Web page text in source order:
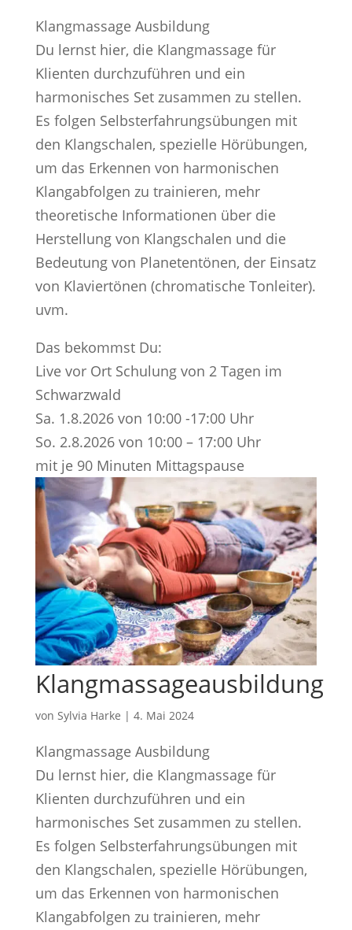
Klangmassage Ausbildung
Du lernst hier, die Klangmassage für
Klienten durchzuführen und ein
harmonisches Set zusammen zu stellen.
Es folgen Selbsterfahrungsübungen mit
den Klangschalen, spezielle Hörübungen,
um das Erkennen von harmonischen
Klangabfolgen zu trainieren, mehr
theoretische Informationen über die
Herstellung von Klangschalen und die
Bedeutung von Planetentönen, der Einsatz
von Klaviertönen (chromatische Tonleiter).
uvm.
Das bekommst Du:
Live vor Ort Schulung von 2 Tagen im
Schwarzwald
Sa. 1.8.2026 von 10:00 -17:00 Uhr
So. 2.8.2026 von 10:00 – 17:00 Uhr
mit je 90 Minuten Mittagspause
Klangmassageausbildung
von Sylvia Harke | 4. Mai 2024
Klangmassage Ausbildung
Du lernst hier, die Klangmassage für
Klienten durchzuführen und ein
harmonisches Set zusammen zu stellen.
Es folgen Selbsterfahrungsübungen mit
den Klangschalen, spezielle Hörübungen,
um das Erkennen von harmonischen
Klangabfolgen zu trainieren, mehr